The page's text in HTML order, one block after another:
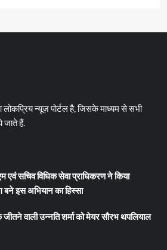
लोकप्रिय न्यूज़ पोर्टल है, जिसके माध्यम से सभी
जाते हैं.
एवं सचिव विधिक सेवा प्राधिकरण ने किया
इस अभियान का हिस्सा
वाली उन्नति शर्मा को मेयर सौरभ थपलियाल